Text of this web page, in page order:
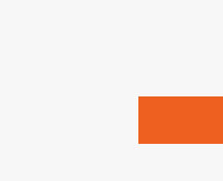
は、本規約の規定が優先して適
1. 「本サービス」とは、当社が
みます）及びこれらサービスに
「SEBook」「SEShop」「